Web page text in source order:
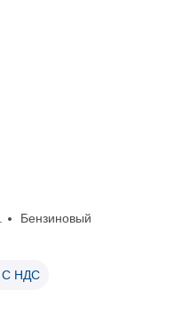
Бензиновый
С НДС